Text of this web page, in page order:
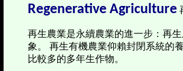
RegenerativeAgriculture
再生農業是永續農業的進一步：再
象。 再生有機農業仰賴封閉系統的
比較多的多年生作物。